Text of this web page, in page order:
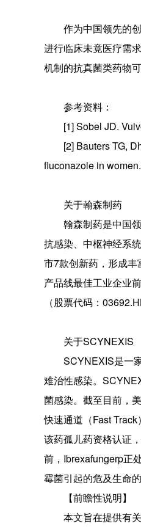
作为中国领先的
进行临床未竟医疗需
机制的抗真菌类药物
参考资料：
[1] Sobel JD.
[2] Bauters TG,
fluconazole in
关于翰森制药
翰森制药是中国
抗感染、中枢神经系
市7款创新药，形成
产品线最佳工业企业
（股票代码：
关于SCYNEXIS
SCYNEXIS是一
难治性感染。
菌感染。截至目前，
快速通道（Fast
该药孤儿药资格认证
前，Ibrexafungerp正
霉菌引起的危及生命
【前瞻性说明】
本文旨在提供有